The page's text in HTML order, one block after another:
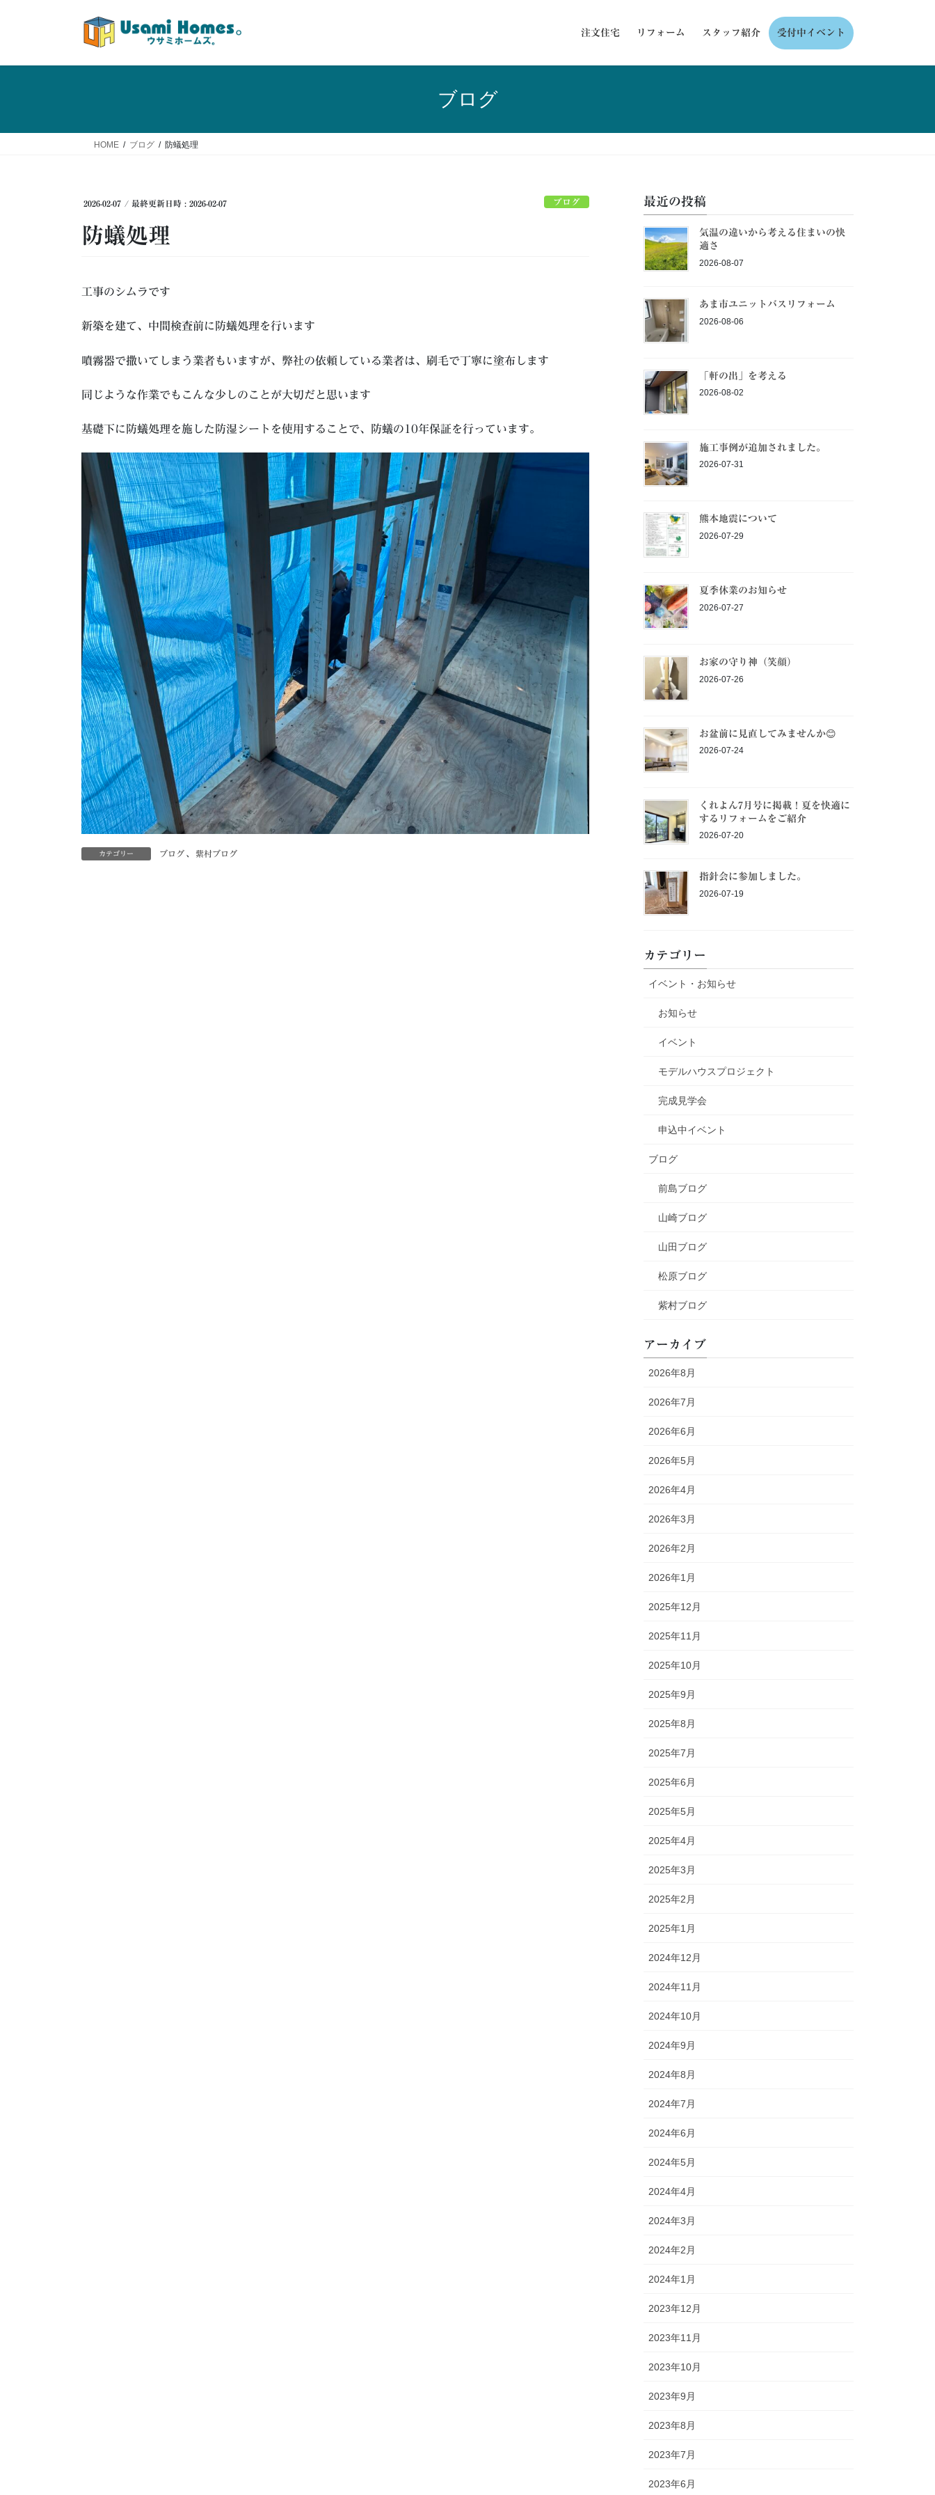
注文住宅 リフォーム スタッフ紹介 受付中イベント
ブログ
HOME ブログ 防蟻処理
2026-02-07 / 最終更新日時 : 2026-02-07 ブログ
防蟻処理
工事のシムラです
新築を建て、中間検査前に防蟻処理を行います
噴霧器で撒いてしまう業者もいますが、弊社の依頼している業者は、刷毛で丁寧に塗布します
同じような作業でもこんな少しのことが大切だと思います
基礎下に防蟻処理を施した防湿シートを使用することで、防蟻の10年保証を行っています。
カテゴリー ブログ 、 紫村ブログ
最近の投稿
気温の違いから考える住まいの快
適さ
2026-08-07
あま市ユニットバスリフォーム
2026-08-06
「軒の出」を考える
2026-08-02
施工事例が追加されました。
2026-07-31
熊本地震について
2026-07-29
夏季休業のお知らせ
2026-07-27
お家の守り神（笑顔）
2026-07-26
お盆前に見直してみませんか😊
2026-07-24
くれよん7月号に掲載！夏を快適に
するリフォームをご紹介
2026-07-20
指針会に参加しました。
2026-07-19
カテゴリー
イベント・お知らせ
お知らせ
イベント
モデルハウスプロジェクト
完成見学会
申込中イベント
ブログ
前島ブログ
山崎ブログ
山田ブログ
松原ブログ
紫村ブログ
アーカイブ
2026年8月
2026年7月
2026年6月
2026年5月
2026年4月
2026年3月
2026年2月
2026年1月
2025年12月
2025年11月
2025年10月
2025年9月
2025年8月
2025年7月
2025年6月
2025年5月
2025年4月
2025年3月
2025年2月
2025年1月
2024年12月
2024年11月
2024年10月
2024年9月
2024年8月
2024年7月
2024年6月
2024年5月
2024年4月
2024年3月
2024年2月
2024年1月
2023年12月
2023年11月
2023年10月
2023年9月
2023年8月
2023年7月
2023年6月